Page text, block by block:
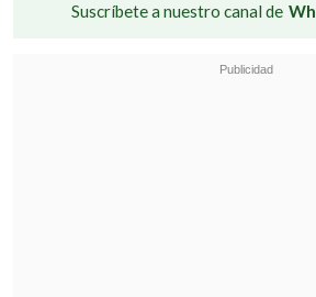
Suscríbete a nuestro canal de